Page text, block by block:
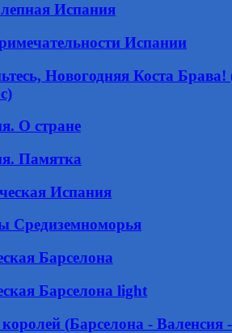
Испания
Испании
Новогодняя Коста
О стране
Памятка
Испания
Средиземноморья
Барселона
Барселона light
(Барселона -